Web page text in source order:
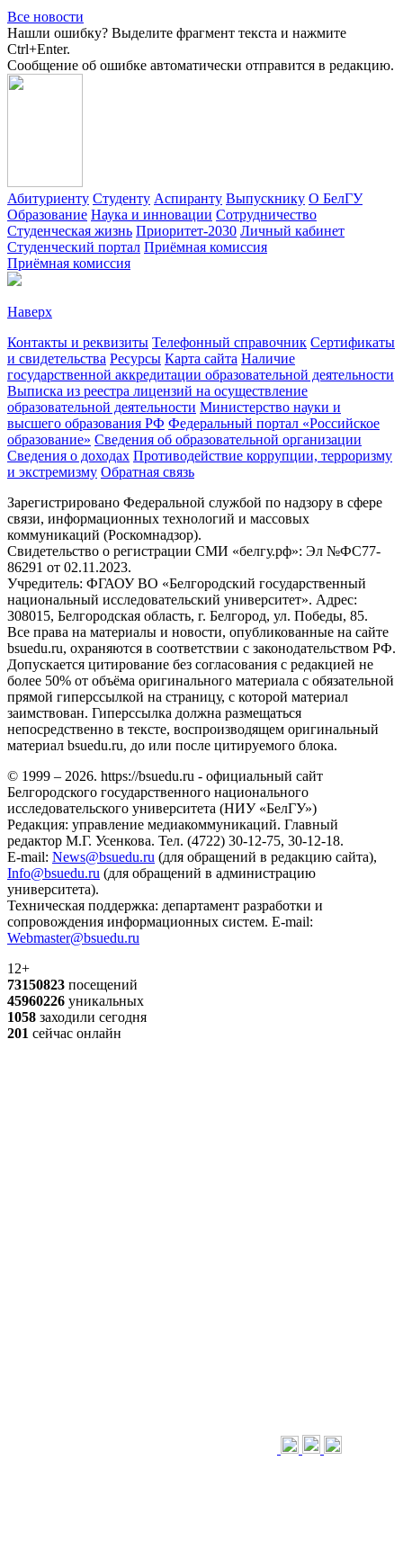
Все новости
Нашли ошибку? Выделите фрагмент текста и нажмите
Ctrl+Enter.
Сообщение об ошибке автоматически отправится в редакцию.
Абитуриенту Студенту Аспиранту Выпускнику О БелГУ
Образование Наука и инновации Сотрудничество
Студенческая жизнь Приоритет-2030 Личный кабинет
Студенческий портал Приёмная комиссия
Приёмная комиссия
Наверх
Контакты и реквизиты Телефонный справочник Сертификаты
и свидетельства Ресурсы Карта сайта Наличие
государственной аккредитации образовательной деятельности
Выписка из реестра лицензий на осуществление
образовательной деятельности Министерствo науки и
высшего образования РФ Федеральный портал «Российское
образование» Сведения об образовательной организации
Сведения о доходах Противодействие коррупции, терроризму
и экстремизму Обратная связь
Зарегистрировано Федеральной службой по надзору в сфере
связи, информационных технологий и массовых
коммуникаций (Роскомнадзор).
Свидетельство о регистрации СМИ «белгу.рф»: Эл №ФС77-
86291 от 02.11.2023.
Учредитель: ФГАОУ ВО «Белгородский государственный
национальный исследовательский университет». Адрес:
308015, Белгородская область, г. Белгород, ул. Победы, 85.
Все права на материалы и новости, опубликованные на сайте
bsuedu.ru, охраняются в соответствии с законодательством РФ.
Допускается цитирование без согласования с редакцией не
более 50% от объёма оригинального материала с обязательной
прямой гиперссылкой на страницу, с которой материал
заимствован. Гиперссылка должна размещаться
непосредственно в тексте, воспроизводящем оригинальный
материал bsuedu.ru, до или после цитируемого блока.
© 1999 – 2026. https://bsuedu.ru - официальный сайт
Белгородского государственного национального
исследовательского университета (НИУ «БелГУ»)
Редакция: управление медиакоммуникаций. Главный
редактор М.Г. Усенкова. Тел. (4722) 30-12-75, 30-12-18.
E-mail: News@bsuedu.ru (для обращений в редакцию сайта),
Info@bsuedu.ru (для обращений в администрацию
университета).
Техническая поддержка: департамент разработки и
сопровождения информационных систем. E-mail:
Webmaster@bsuedu.ru
12+
73150823 посещений
45960226 уникальных
1058 заходили сегодня
201 сейчас онлайн